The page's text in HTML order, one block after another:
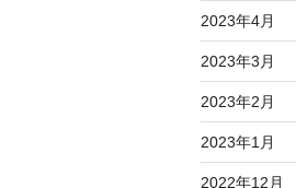
2023年4月
2023年3月
2023年2月
2023年1月
2022年12月